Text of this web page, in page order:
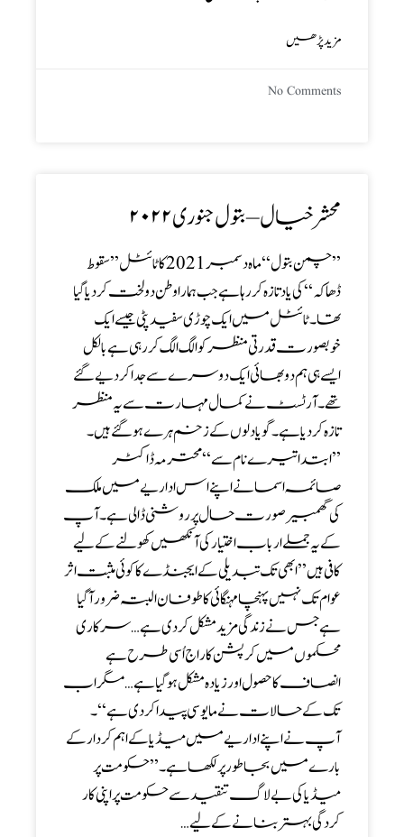
مزید پڑھیں
No Comments
محشر خیال – بتول جنوری ۲۰۲۲
’’ چمن بتول‘‘ ماہ دسمبر 2021 کا ٹائٹل ’’ سقوط
ڈھاکہ‘‘ کی یاد تازہ کر رہا ہے جب ہمارا وطن دو لخت کردیا گیا
تھا ۔ ٹائٹل میں ایک چوڑی سفید پٹی جیسے ایک
خوبصورت قدرتی منظر کو الگ الگ کر رہی ہے بالکل
ایسے ہی ہم دو بھائی ایک دوسرے سے جدا کر دیے گئے
تھے ۔ آرٹسٹ نے کمال مہارت سے یہ منظر
تازہ کردیا ہے ۔ گویا دلوں کے زخم ہرے ہوگئے ہیں۔
’’ ابتدا تیرے نام سے ‘‘ محترمہ ڈاکٹر
صائمہ اسما نے اپنے اس اداریےمیں ملک
کی گھمبیر صورت حال پر روشنی ڈالی ہے ۔ آپ
کے یہ جملے ارباب اختیار کی آنکھیں کھولنے کے لیے
کافی ہیں ’’ ابھی تک تبدیلی کے ایجنڈے کا کوئی مثبت اثر
عوام تک نہیں پہنچا مہنگائی کا طوفان البتہ ضرور آگیا
ہے جس نے زندگی مزید مشکل کردی ہے … سرکاری
محکموں میں کرپشن کا راج اُسی طرح ہے
انصاف کا حصول اور زیادہ مشکل ہوگیا ہے…مگر اب
تک کے حالات نے مایوسی پیدا کردی ہے‘‘۔
آپ نے اپنے اداریے میں میڈیا کے اہم کردار کے
بارے میں بجا طور پر لکھا ہے۔ ’’حکومت پر
میڈیا کی بے لاگ تنقید سے حکومت پراپنی کار
کردگی بہتر بنانے کے لیے…